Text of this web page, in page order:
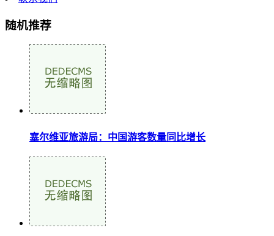
随机推荐
塞尔维亚旅游局：中国游客数量同比增长